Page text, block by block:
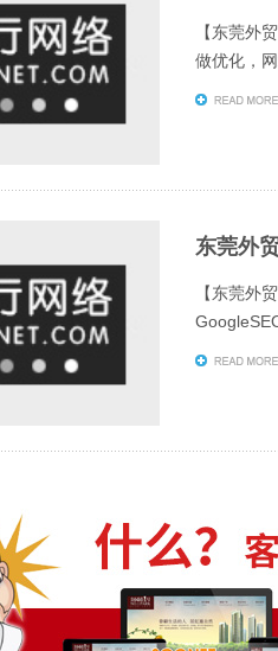
【东莞外
做优化，
东莞外
【东莞外